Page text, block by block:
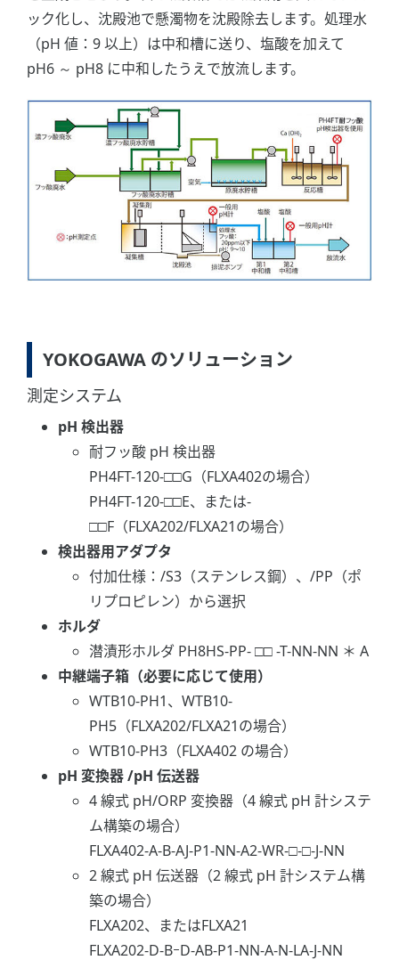
ック化し、沈殿池で懸濁物を沈殿除去します。処理水
（pH 値：9 以上）は中和槽に送り、塩酸を加えて
pH6 ～ pH8 に中和したうえで放流します。
YOKOGAWA のソリューション
測定システム
pH 検出器
耐フッ酸 pH 検出器
PH4FT-120-□□G（FLXA402の場合）
PH4FT-120-□□E、または-
□□F（FLXA202/FLXA21の場合）
検出器用アダプタ
付加仕様：/S3（ステンレス鋼）、/PP（ポ
リプロピレン）から選択
ホルダ
潜漬形ホルダ PH8HS-PP- □□ -T-NN-NN ＊ A
中継端子箱（必要に応じて使用）
WTB10-PH1、WTB10-
PH5（FLXA202/FLXA21の場合）
WTB10-PH3（FLXA402 の場合）
pH 変換器 /pH 伝送器
4 線式 pH/ORP 変換器（4 線式 pH 計システ
ム構築の場合）
FLXA402-A-B-AJ-P1-NN-A2-WR-□-□-J-NN
2 線式 pH 伝送器（2 線式 pH 計システム構
築の場合）
FLXA202、またはFLXA21
FLXA202-D-BｰD-AB-P1-NN-A-N-LA-J-NN